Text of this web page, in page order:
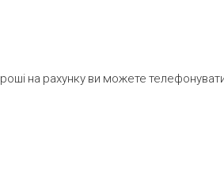
на рахунку ви можете телефонувати